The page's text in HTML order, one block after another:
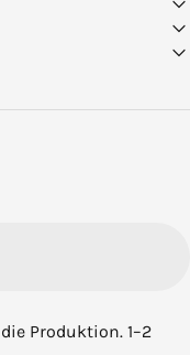
Produktion. 1–2